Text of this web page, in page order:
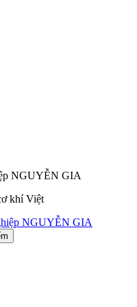
NGUYỄN GIA
khí Việt